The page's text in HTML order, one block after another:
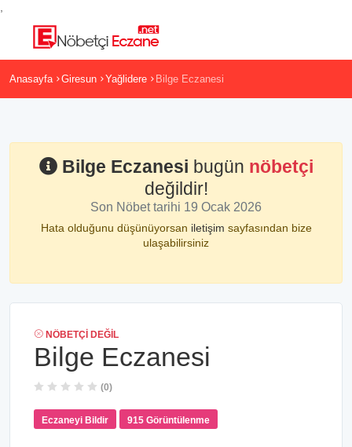
Anasayfa Giresun Yağlidere Bilge Eczanesi
Bilge Eczanesi bugün nöbetçi
değildir!
Son Nöbet tarihi 19 Ocak 2026
Hata olduğunu düşünüyorsan iletişim sayfasından bize
ulaşabilirsiniz
NÖBETÇI DEĞIL
Bilge Eczanesi
(0)
Eczaneyi Bildir 915 Görüntülenme